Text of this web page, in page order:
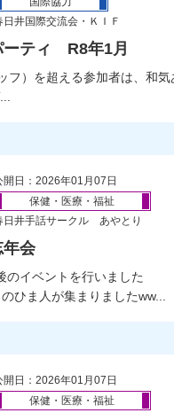
日井国際交流会・ＫＩＦ
ティ R8年1月
フ）を超える参加者は、和
開日：2026年01月07日
保健・医療・福祉
日井手話サークル あやとり
年会
のイベントを行いました
ひま人が集まりましたww...
開日：2026年01月07日
保健・医療・福祉